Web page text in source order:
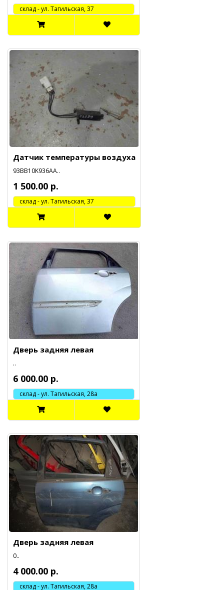
cклад - ул. Тагильская, 37
Датчик температуры воздуха
93BB10K936AA..
1 500.00 р.
cклад - ул. Тагильская, 37
Дверь задняя левая
..
6 000.00 р.
склад - ул. Тагильская, 28а
Дверь задняя левая
0..
4 000.00 р.
склад - ул. Тагильская, 28а